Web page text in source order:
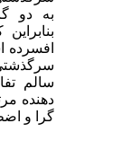
به دو
افسرده
سالم
دهنده
گرا و